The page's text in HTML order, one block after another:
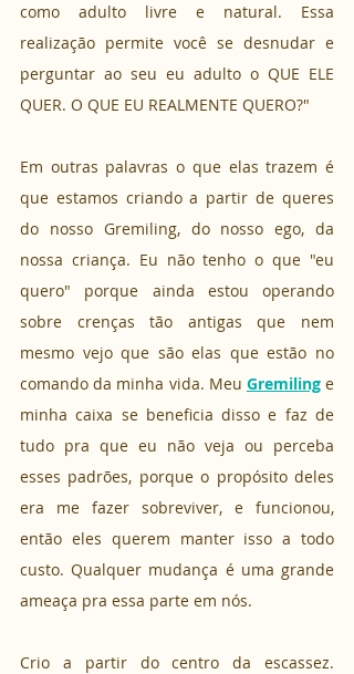
como adulto livre e natural. Essa
realização permite você se desnudar e
perguntar ao seu eu adulto o QUE ELE
QUER. O QUE EU REALMENTE QUERO?"
Em outras palavras o que elas trazem é
que estamos criando a partir de queres
do nosso Gremiling, do nosso ego, da
nossa criança. Eu não tenho o que "eu
quero" porque ainda estou operando
sobre crenças tão antigas que nem
mesmo vejo que são elas que estão no
comando da minha vida. Meu Gremiling e
minha caixa se beneficia disso e faz de
tudo pra que eu não veja ou perceba
esses padrões, porque o propósito deles
era me fazer sobreviver, e funcionou,
então eles querem manter isso a todo
custo. Qualquer mudança é uma grande
ameaça pra essa parte em nós.
Crio a partir do centro da escassez.